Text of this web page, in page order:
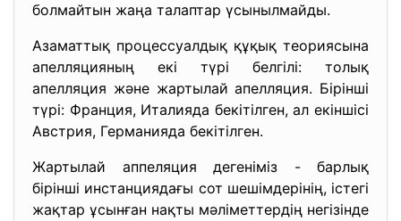
болмайтын жаңа талаптар үсынылмайды.
Азаматтық процессуалдық құқық теориясына
апелляцияның екі түрі белгілі: толық
апелляция және жартылай апелляция. Бірінші
түрі: Франция, Италияда бекітілген, ал екіншісі
Австрия, Германияда бекітілген.
Жартылай аппеляция дегеніміз - барлық
бірінші инстанциядағы сот шешімдерінің, істегі
жақтар ұсынған нақты мәліметтердің негізінде